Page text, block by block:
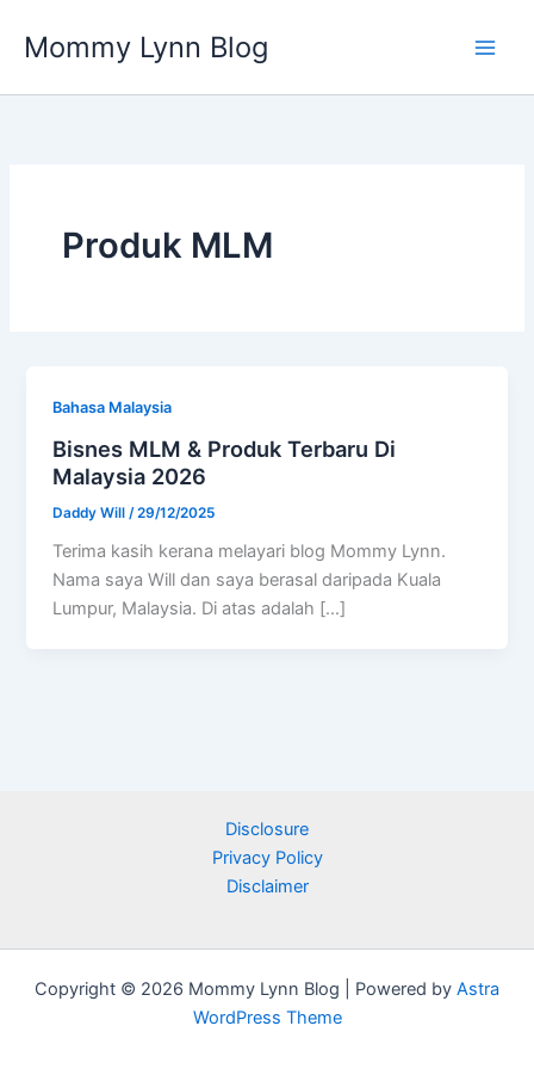
Mommy Lynn Blog
Produk MLM
Bahasa Malaysia
Bisnes MLM & Produk Terbaru Di
Malaysia 2026
Daddy Will /29/12/2025
Terima kasih kerana melayari blog Mommy Lynn.
Nama saya Will dan saya berasal daripada Kuala
Lumpur, Malaysia. Di atas adalah […]
Disclosure
Privacy Policy
Disclaimer
Copyright © 2026 Mommy Lynn Blog | Powered by Astra
WordPress Theme